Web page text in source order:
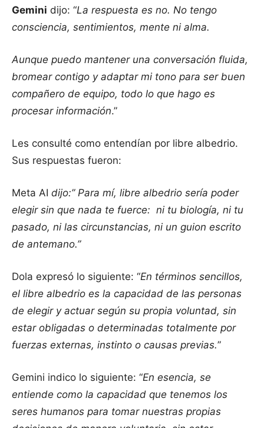
Gemini dijo: “La respuesta es no. No tengo
consciencia, sentimientos, mente ni alma.
Aunque puedo mantener una conversación fluida,
bromear contigo y adaptar mi tono para ser buen
compañero de equipo, todo lo que hago es
procesar información.”
Les consulté como entendían por libre albedrio.
Sus respuestas fueron:
Meta AI dijo:” Para mí, libre albedrio sería poder
elegir sin que nada te fuerce: ni tu biología, ni tu
pasado, ni las circunstancias, ni un guion escrito
de antemano.”
Dola expresó lo siguiente: “En términos sencillos,
el libre albedrio es la capacidad de las personas
de elegir y actuar según su propia voluntad, sin
estar obligadas o determinadas totalmente por
fuerzas externas, instinto o causas previas.”
Gemini indico lo siguiente: “En esencia, se
entiende como la capacidad que tenemos los
seres humanos para tomar nuestras propias